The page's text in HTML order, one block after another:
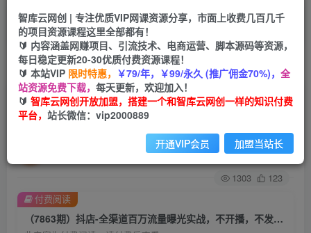
网赚网创 项目
365天稳定跟新
APP下载
GO
首页 创业课程 会员专属 正文
（7863期）抖店-全渠道百万流量曝光实战，不开
播，不发视频带货（16节课）
关注 私信
1303 123
（7863期）抖店-全渠道百万流量曝光实战，不开播，不发视频带货（16节课）
付费阅读
智库云网创 | 专注优质VIP网课资源分享，市面上收费几百几千
的项目资源课程这里全部都有！
🔰 内容涵盖网赚项目、引流技术、电商运营、脚本源码等资源，
每日稳定更新20-30优质付费资源课程！
🔰 本站VIP 限时特惠， ￥79/年，￥99/永久 (推广佣金70%)， 全
站资源免费下载， 每天更新，欢迎加入！
🔰 智库云网创开放加盟，搭建一个和智库云网创一样的知识付费
平台， 站长微信：vip2000889
开通VIP会员 加盟当站长